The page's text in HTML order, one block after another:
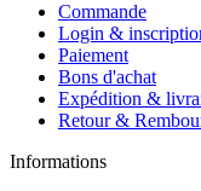
Commande
Login &
Paiement
Bons d'achat
Expédition &
Retour &
Informations